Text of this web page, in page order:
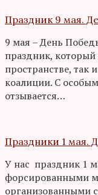
Праздник 9 мая.
9 мая – День
праздник, который
пространстве, так
коалиции. С
отзывается…
Праздники 1 мая.
У нас праздник 1
форсированными
организованными